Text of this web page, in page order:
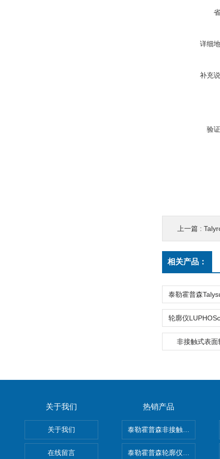
详细
补充
验
上一篇 :
相关产品：
非接触式表面
关于我们
关于我们
在线留言
热销产品
泰勒霍普森非接触式轮廓仪
泰勒霍普森轮廓仪|TAYLOR